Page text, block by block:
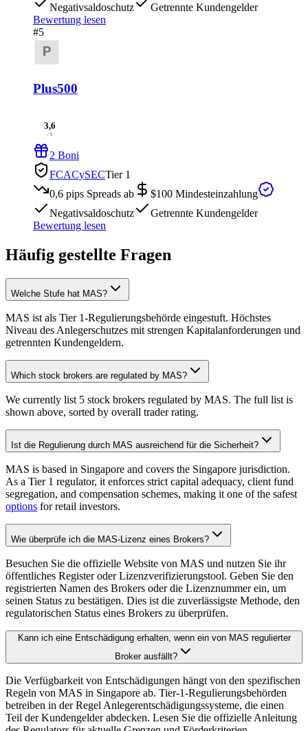
Negativsaldoschutz
Getrennte Kundengelder
Bewertung lesen
#5
Plus500
3,6
/ 5
2 Boni
FCACySECTier 1
0,6 pips Spreads ab $100 Mindesteinzahlung
Negativsaldoschutz
Getrennte Kundengelder
Bewertung lesen
Häufig gestellte Fragen
Welche Stufe hat MAS?
MAS ist als Tier 1-Regulierungsbehörde eingestuft. Höchstes
Niveau des Anlegerschutzes mit strengen Kapitalanforderungen und
getrennten Kundengeldern.
Which stock brokers are regulated by MAS?
We currently list 5 stock brokers regulated by MAS. The full list is
shown above, sorted by overall trader rating.
Ist die Regulierung durch MAS ausreichend für die Sicherheit?
MAS is based in Singapore and covers the Singapore jurisdiction.
As a Tier 1 regulator, it enforces strict capital adequacy, client fund
segregation, and compensation schemes, making it one of the safest
options for retail investors.
Wie überprüfe ich die MAS-Lizenz eines Brokers?
Besuchen Sie die offizielle Website von MAS und nutzen Sie ihr
öffentliches Register oder Lizenzverifizierungstool. Geben Sie den
registrierten Namen des Brokers oder die Lizenznummer ein, um
seinen Status zu bestätigen. Dies ist die zuverlässigste Methode, den
regulatorischen Status eines Brokers zu überprüfen.
Kann ich eine Entschädigung erhalten, wenn ein von MAS regulierter
Broker ausfällt?
Die Verfügbarkeit von Entschädigungen hängt von den spezifischen
Regeln von MAS in Singapore ab. Tier-1-Regulierungsbehörden
betreiben in der Regel Anlegerentschädigungssysteme, die einen
Teil der Kundengelder abdecken. Lesen Sie die offizielle Anleitung